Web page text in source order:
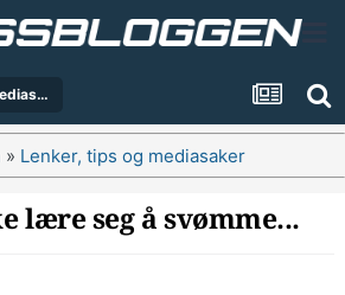
Lenker, tips og mediasaker
» Lenker, tips og mediasaker
lære seg å svømme...